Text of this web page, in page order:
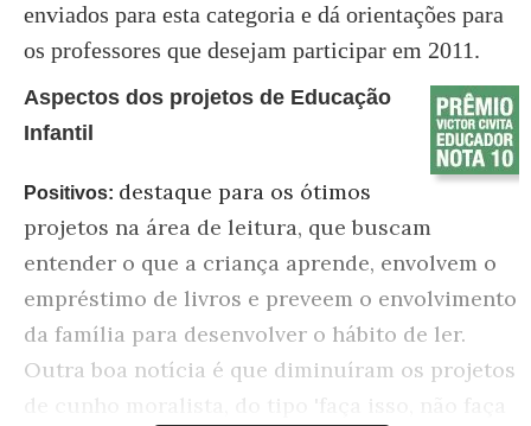
enviados para esta categoria e dá orientações para
os professores que desejam participar em 2011.
Aspectos dos projetos de Educação
Infantil
Positivos: destaque para os ótimos
projetos na área de leitura, que buscam
entender o que a criança aprende, envolvem o
empréstimo de livros e preveem o envolvimento
da família para desenvolver o hábito de ler.
Outra boa notícia é que diminuíram os projetos
de cunho moralista, do tipo 'faça isso, não faça